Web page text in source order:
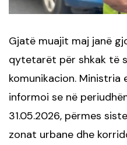
Gjatë muajit maj janë
qytetarët për shkak të
komunikacion. Ministria
informoi se në
31.05.2026, përmes
zonat urbane dhe